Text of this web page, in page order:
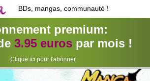
BDs, mangas, communauté !
premium:
3.95 eurospar mois !
Clique ici pour t'abonner